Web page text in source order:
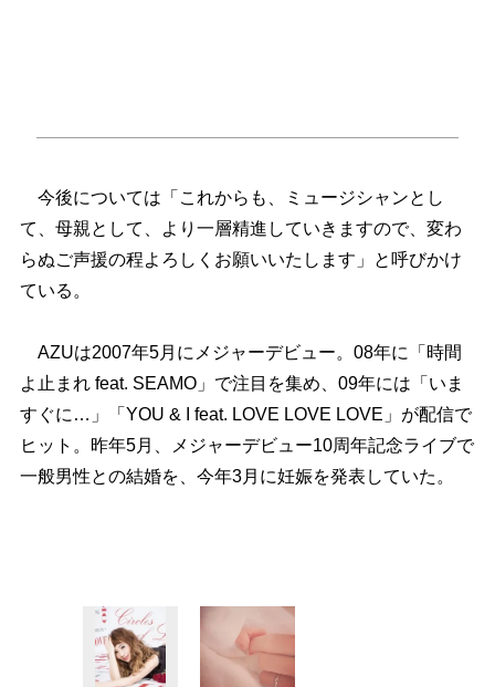
今後については「これからも、ミュージシャンとし
て、母親として、より一層精進していきますので、変わ
らぬご声援の程よろしくお願いいたします」と呼びかけ
ている。
AZUは2007年5月にメジャーデビュー。08年に「時間
よ止まれ feat. SEAMO」で注目を集め、09年には「いま
すぐに…」「YOU & I feat. LOVE LOVE LOVE」が配信で
ヒット。昨年5月、メジャーデビュー10周年記念ライブで
一般男性との結婚を、今年3月に妊娠を発表していた。